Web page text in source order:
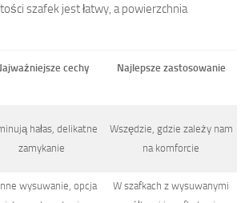
szafek jest łatwy, a powierzchnia
cechy Najlepsze zastosowanie
hałas, delikatne
zamykanie
Wszędzie, gdzie zależy nam
na komforcie
wysuwanie, opcja
W szafkach z wysuwanymi